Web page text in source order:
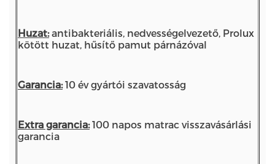
Huzat:antibakteriális, nedvességelvezető, Prolux
kötött huzat, hűsítő pamut párnázóval
Garancia:10 év gyártói szavatosság
Extra garancia:100 napos matrac visszavásárlási
garancia